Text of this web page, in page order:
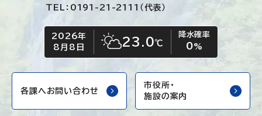
TEL：0191-21-2111（代表）
今日の日付
2026年
8月8日
今日の天気
晴れ時々くもり
23.0℃
降水確率
0%
各課へお問い合わせ
市役所・
施設の案内